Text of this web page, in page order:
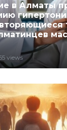
в Алматы
views